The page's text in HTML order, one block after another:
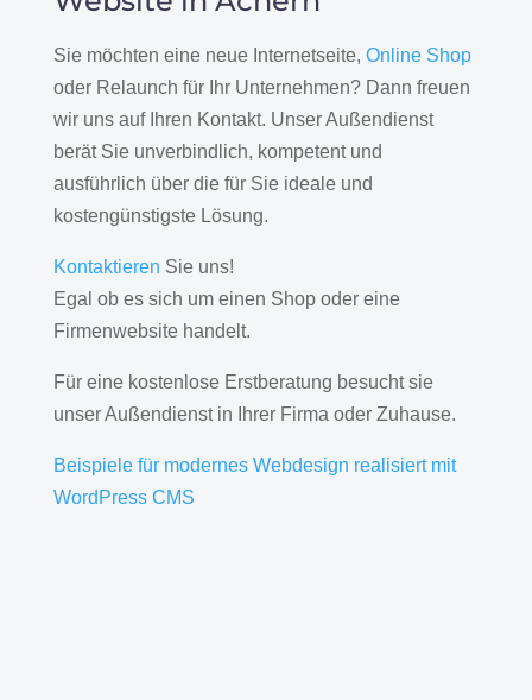
Sie möchten eine neue Internetseite, Online Shop
oder Relaunch für Ihr Unternehmen? Dann freuen
wir uns auf Ihren Kontakt. Unser Außendienst
berät Sie unverbindlich, kompetent und
ausführlich über die für Sie ideale und
kostengünstigste Lösung.
Kontaktieren Sie uns!
Egal ob es sich um einen Shop oder eine
Firmenwebsite handelt.
Für eine kostenlose Erstberatung besucht sie
unser Außendienst in Ihrer Firma oder Zuhause.
Beispiele für modernes Webdesign realisiert mit
WordPress CMS